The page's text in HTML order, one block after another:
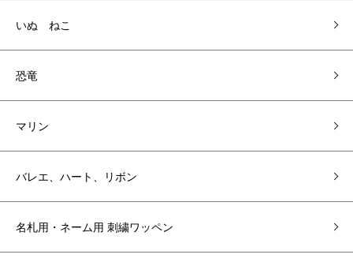
いぬ ねこ
恐竜
マリン
バレエ、ハート、リボン
名札用・ネーム用 刺繍ワッペン